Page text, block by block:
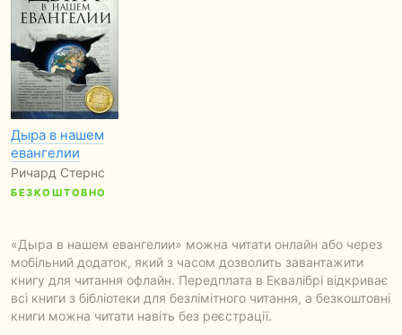
Дыра в нашем
евангелии
Ричард Стернс
БЕЗКОШТОВНО
«Дыра в нашем евангелии» можна читати онлайн або через
мобільний додаток, який з часом дозволить завантажити
книгу для читання офлайн. Передплата в Еквалібрі відкриває
всі книги з бібліотеки для безлімітного читання, а безкоштовні
книги можна читати навіть без реєстрації.